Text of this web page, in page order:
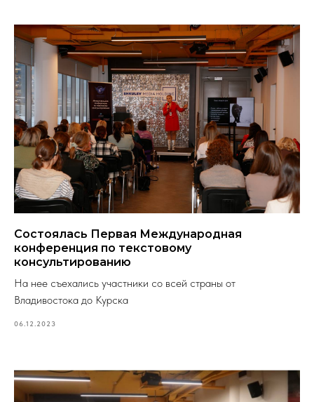
Состоялась Первая Международная
конференция по текстовому
консультированию
На нее съехались участники со всей страны от
Владивостока до Курска
06.12.2023